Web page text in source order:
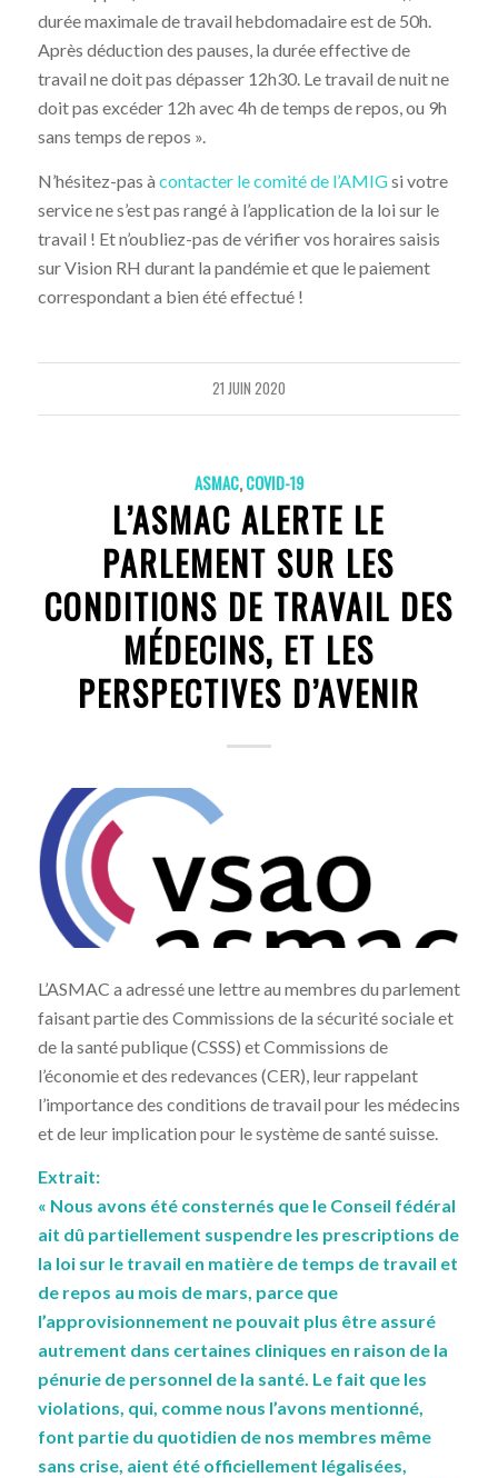
durée maximale de travail hebdomadaire est de 50h.
Après déduction des pauses, la durée effective de
travail ne doit pas dépasser 12h30. Le travail de nuit ne
doit pas excéder 12h avec 4h de temps de repos, ou 9h
sans temps de repos ».
N’hésitez-pas à contacter le comité de l’AMIGsi votre
service ne s’est pas rangé à l’application de la loi sur le
travail ! Et n’oubliez-pas de vérifier vos horaires saisis
sur Vision RH durant la pandémie et que le paiement
correspondant a bien été effectué !
21 JUIN 2020
ASMAC,COVID-19
L’ASMAC ALERTE LE
PARLEMENT SUR LES
CONDITIONS DE TRAVAIL DES
MÉDECINS, ET LES
PERSPECTIVES D’AVENIR
L’ASMAC a adressé une lettre au membres du parlement
faisant partie des Commissions de la sécurité sociale et
de la santé publique (CSSS) et Commissions de
l’économie et des redevances (CER), leur rappelant
l’importance des conditions de travail pour les médecins
et de leur implication pour le système de santé suisse.
Extrait:
« Nous avons été consternés que le Conseil fédéral
ait dû partiellement suspendre les prescriptions de
la loi sur le travail en matière de temps de travail et
de repos au mois de mars, parce que
l’approvisionnement ne pouvait plus être assuré
autrement dans certaines cliniques en raison de la
pénurie de personnel de la santé. Le fait que les
violations, qui, comme nous l’avons mentionné,
font partie du quotidien de nos membres même
sans crise, aient été officiellement légalisées,